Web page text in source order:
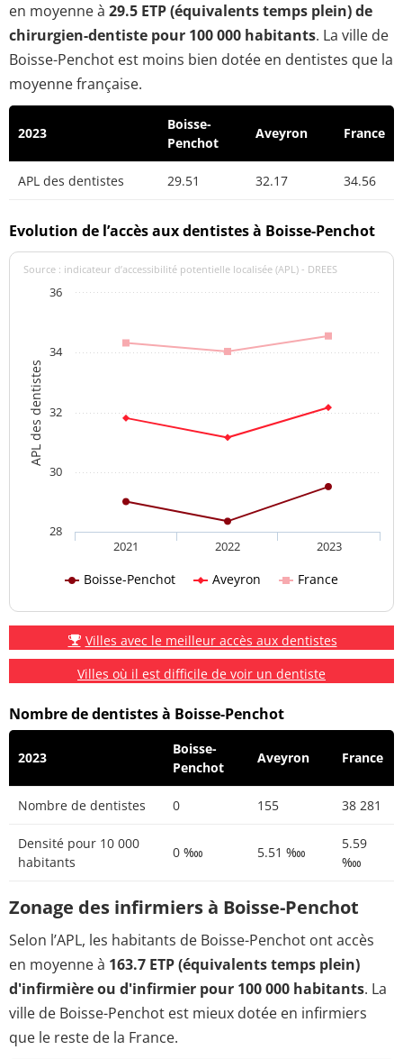
en moyenne à 29.5 ETP (équivalents temps plein) de
chirurgien-dentiste pour 100 000 habitants. La ville de
Boisse-Penchot est moins bien dotée en dentistes que la
moyenne française.
2023
Boisse-
Penchot
Aveyron France
APL des dentistes 29.51 32.17 34.56
Evolution de l’accès aux dentistes à Boisse-Penchot
APL des dentistes
Source : indicateur d’accessibilité potentielle localisée (APL) - DREES
Boisse-Penchot Aveyron France
2021 2022 2023
28
30
32
34
36
Villes avec le meilleur accès aux dentistes
Villes où il est difficile de voir un dentiste
Nombre de dentistes à Boisse-Penchot
2023
Boisse-
Penchot
Aveyron France
Nombre de dentistes 0 155 38 281
Densité pour 10 000
habitants
0 ‱ 5.51 ‱
5.59
‱
Zonage des infirmiers à Boisse-Penchot
Selon l’APL, les habitants de Boisse-Penchot ont accès
en moyenne à 163.7 ETP (équivalents temps plein)
d'infirmière ou d'infirmier pour 100 000 habitants. La
ville de Boisse-Penchot est mieux dotée en infirmiers
que le reste de la France.